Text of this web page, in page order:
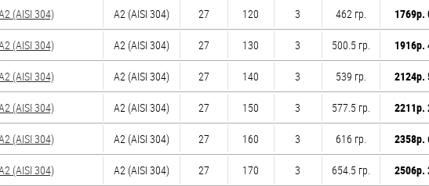
(AISI 304) А2 (AISI 304) 27 120 3 462 гр. 1769р.
(AISI 304) А2 (AISI 304) 27 130 3 500.5 гр. 1916р.
(AISI 304) А2 (AISI 304) 27 140 3 539 гр. 2124р.
(AISI 304) А2 (AISI 304) 27 150 3 577.5 гр. 2211р.
(AISI 304) А2 (AISI 304) 27 160 3 616 гр. 2358р.
(AISI 304) А2 (AISI 304) 27 170 3 654.5 гр. 2506р.